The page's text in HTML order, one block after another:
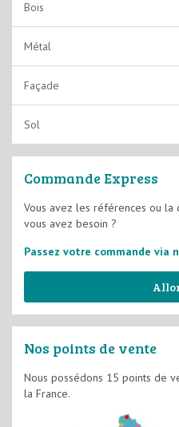
Alkydes Emulsion
Laques
Solutions Techniques
Solutions acryliques
Solutions solvantées
Bois
Laques acryliques
Laques solvantées
Lasures
Vernis
Métal
Façade
Fixateurs et Impressions
Films Semi-épais D3
Sol
Commande Express
Vous avez les références ou
vous avez besoin ?
Passez votre commande via
Nos points de vente
Nous possédons 15 points de
la France.